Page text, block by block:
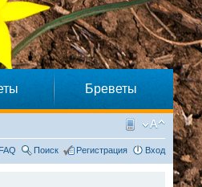
Бреветы
FAQ Поиск Регистрация Вход